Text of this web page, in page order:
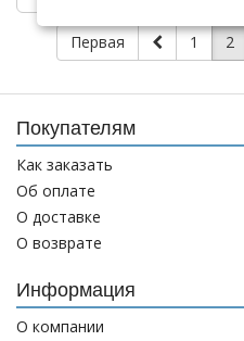
Первая 1 2
Покупателям
Как заказать
Об оплате
О доставке
О возврате
Информация
О компании